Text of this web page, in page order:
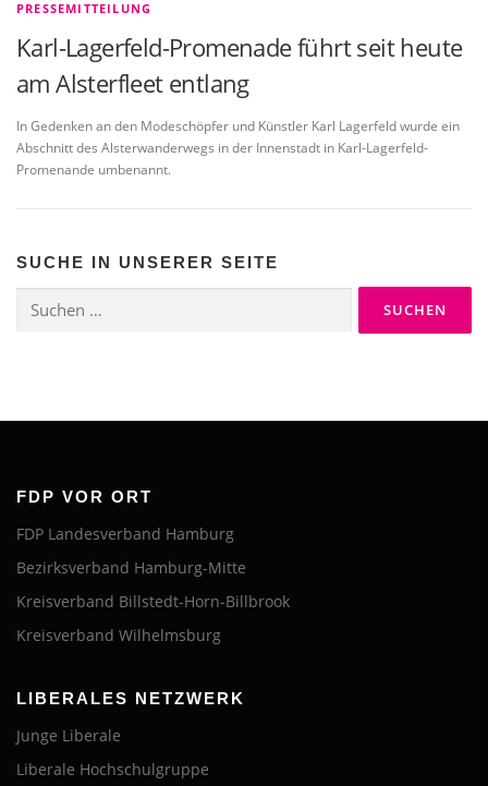
PRESSEMITTEILUNG
Karl-Lagerfeld-Promenade führt seit heute
am Alsterfleet entlang
In Gedenken an den Modeschöpfer und Künstler Karl Lagerfeld wurde ein
Abschnitt des Alsterwanderwegs in der Innenstadt in Karl-Lagerfeld-
Promenande umbenannt.
SUCHE IN UNSERER SEITE
nach:
FDP VOR ORT
FDP Landesverband Hamburg
Bezirksverband Hamburg-Mitte
Kreisverband Billstedt-Horn-Billbrook
Kreisverband Wilhelmsburg
LIBERALES NETZWERK
Junge Liberale
Liberale Hochschulgruppe